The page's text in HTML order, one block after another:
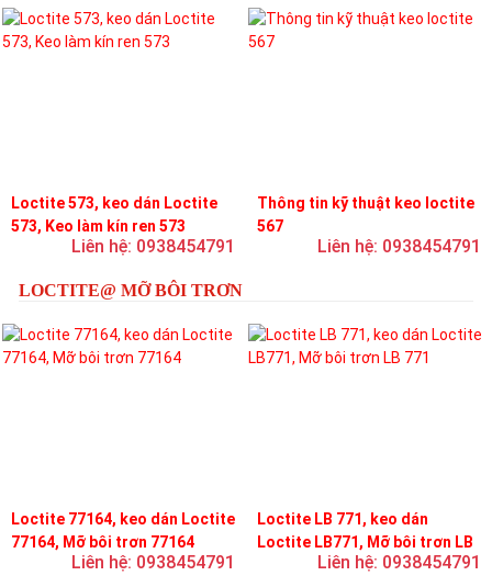
Loctite 573, keo dán Loctite
573, Keo làm kín ren 573
Liên hệ: 0938454791
Thông tin kỹ thuật keo loctite
567
Liên hệ: 0938454791
LOCTITE@ MỠ BÔI TRƠN
Loctite 77164, keo dán Loctite
77164, Mỡ bôi trơn 77164
Liên hệ: 0938454791
Loctite LB 771, keo dán
Loctite LB771, Mỡ bôi trơn LB
Liên hệ: 0938454791